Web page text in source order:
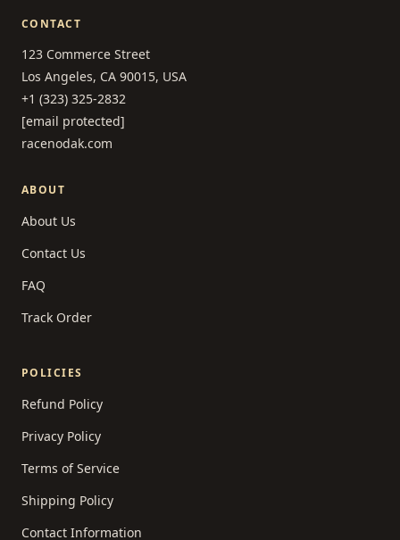
CONTACT
123 Commerce Street
Los Angeles, CA 90015, USA
+1 (323) 325-2832
[email protected]
racenodak.com
ABOUT
About Us
Contact Us
FAQ
Track Order
POLICIES
Refund Policy
Privacy Policy
Terms of Service
Shipping Policy
Contact Information